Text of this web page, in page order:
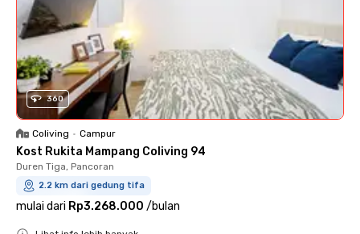
360
Coliving • Campur
Kost Rukita Mampang Coliving 94
Duren Tiga, Pancoran
2.2 km dari gedung tifa
mulai dari Rp3.268.000 /bulan